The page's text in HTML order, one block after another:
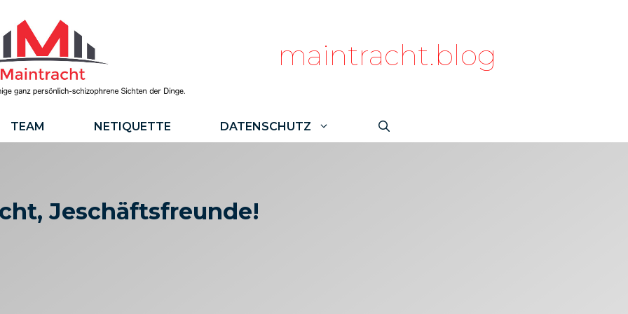
maintracht.blog
TEAM NETIQUETTE DATENSCHUTZ
Jeschäftsfreunde!